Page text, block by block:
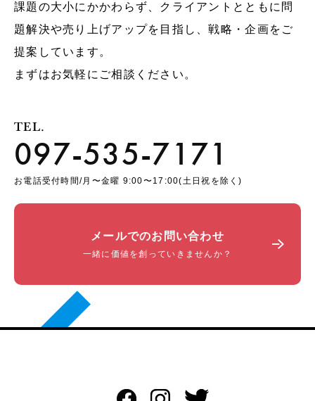
課題の大小にかかわらず、クライアントとともに問
題解決や売り上げアップを目指し、戦略・企画をご
提案しています。
まずはお気軽にご相談ください。
TEL.
097-535-7171
お電話受付時間/月〜金曜 9:00〜17:00(土日祝を除く)
メールでのお問い合わせ
一緒に価値を創っていきませんか？